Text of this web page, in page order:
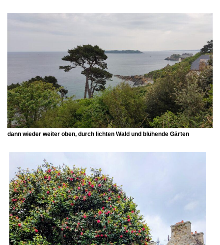
dann wieder weiter oben, durch lichten Wald und blühende Gärten